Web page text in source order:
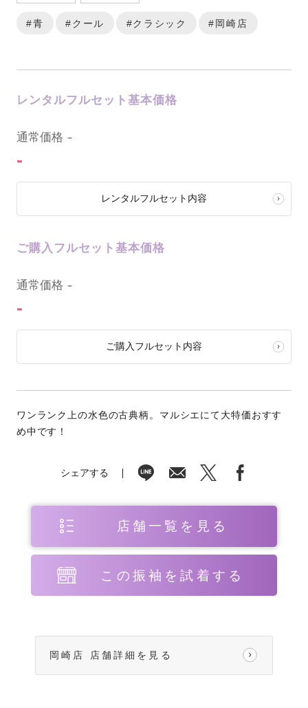
#青 #クール #クラシック #岡崎店
レンタルフルセット基本価格
通常価格 -
-
レンタルフルセット内容
ご購入フルセット基本価格
通常価格 -
-
ご購入フルセット内容
ワンランク上の水色の古典柄。マルシエにて大特価おすす
め中です！
シェアする
店舗一覧を見る
この振袖を試着する
岡崎店 店舗詳細を見る